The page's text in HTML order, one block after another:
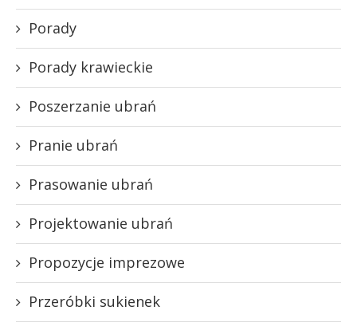
Porady
Porady krawieckie
Poszerzanie ubrań
Pranie ubrań
Prasowanie ubrań
Projektowanie ubrań
Propozycje imprezowe
Przeróbki sukienek